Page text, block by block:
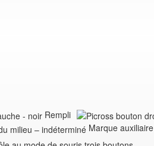
Rempli
Marque auxiliaire